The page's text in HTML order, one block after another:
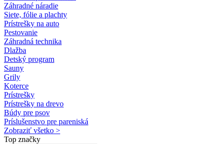
Záhradné náradie
Siete, fólie a plachty
Prístrešky na auto
Pestovanie
Záhradná technika
Dlažba
Detský program
Sauny
Grily
Koterce
Prístrešky
Prístrešky na drevo
Búdy pre psov
Príslušenstvo pre pareniská
Zobraziť všetko >
Top značky